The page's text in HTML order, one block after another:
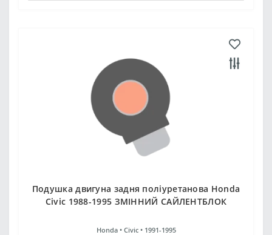
Подушка двигуна задня поліуретанова Honda
Civic 1988-1995 ЗМІННИЙ САЙЛЕНТБЛОК
Honda • Civic • 1991-1995